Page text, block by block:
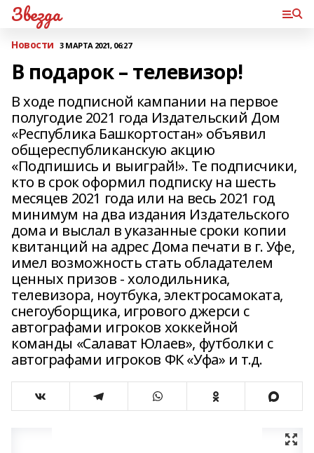
Звезда
Новости 3 МАРТА 2021, 06:27
В подарок – телевизор!
В ходе подписной кампании на первое
полугодие 2021 года Издательский Дом
«Республика Башкортостан» объявил
общереспубликанскую акцию
«Подпишись и выиграй!». Те подписчики,
кто в срок оформил подписку на шесть
месяцев 2021 года или на весь 2021 год
минимум на два издания Издательского
дома и выслал в указанные сроки копии
квитанций на адрес Дома печати в г. Уфе,
имел возможность стать обладателем
ценных призов - холодильника,
телевизора, ноутбука, электросамоката,
снегоуборщика, игрового джерси с
автографами игроков хоккейной
команды «Салават Юлаев», футболки с
автографами игроков ФК «Уфа» и т.д.